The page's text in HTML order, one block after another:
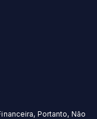
Portanto, Não